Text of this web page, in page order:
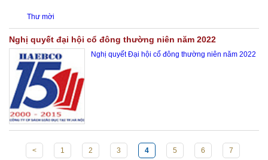
Thư mời
Nghị quyết đại hội cổ đông thường niên năm 2022
Nghị quyết Đại hội cổ đông thường niên năm 2022
< 1 2 3 4 5 6 7